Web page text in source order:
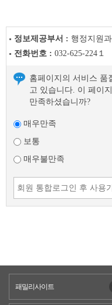
정보제공부서 : 행정지원
전화번호 : 032-625-224１
홈페이지의 서비스 품
고 있습니다. 이 페이
만족하셨습니까?
매우만족
보통
매우불만족
패밀리사이트